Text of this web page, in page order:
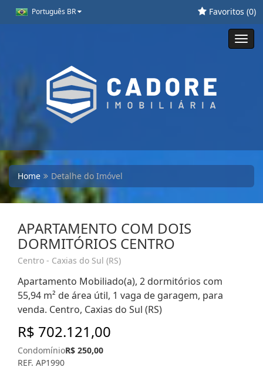
Português BR Favoritos (0)
Home Detalhe do Imóvel
APARTAMENTO COM DOIS
DORMITÓRIOS CENTRO
Centro - Caxias do Sul (RS)
Apartamento Mobiliado(a), 2 dormitórios com
55,94 m² de área útil, 1 vaga de garagem, para
venda. Centro, Caxias do Sul (RS)
R$ 702.121,00
CondomínioR$ 250,00
REF. AP1990